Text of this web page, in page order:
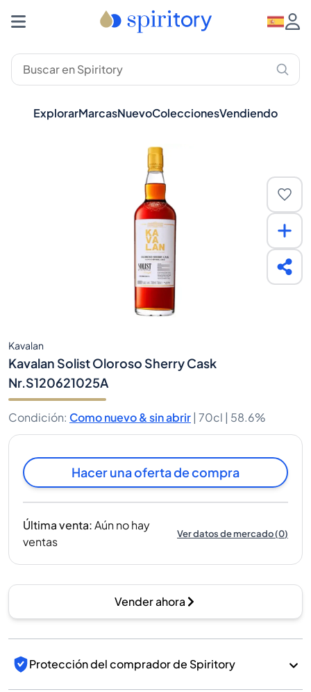
ExplorarMarcasNuevoColeccionesVendiendo
Kavalan
Kavalan Solist Oloroso Sherry Cask
Nr.S120621025A
Condición: Como nuevo & sin abrir | 70cl | 58.6%
Hacer una oferta de compra
Última venta:Aún no hay
ventas
Ver datos de mercado(0)
Vender ahora
Protección del comprador de Spiritory